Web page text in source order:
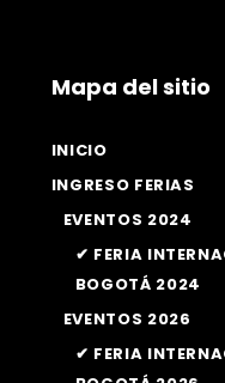
Mapa del sitio
INICIO
INGRESO FERIAS
EVENTOS 2024
✔ FERIA
BOGOTÁ 2024
EVENTOS 2026
✔ FERIA